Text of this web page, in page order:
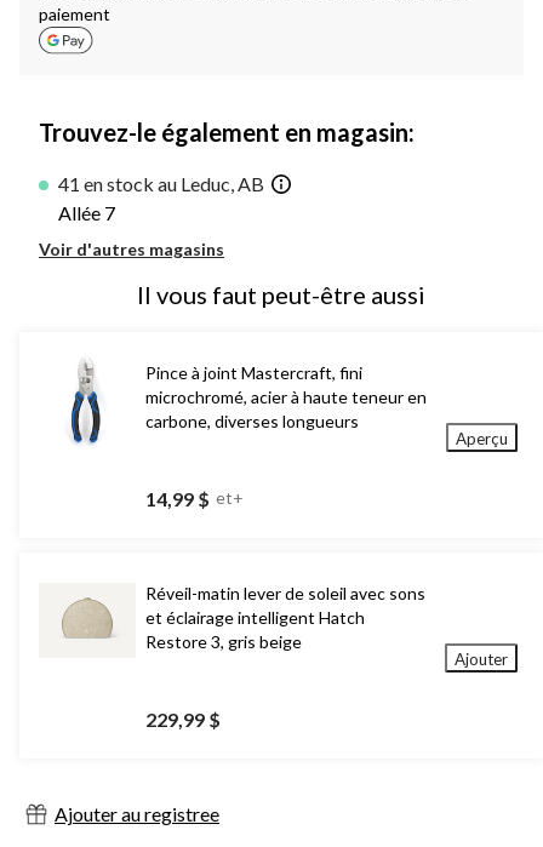
paiement
Trouvez-le également en magasin:
41 en stock au Leduc, AB
Allée 7
Voir d'autres magasins
Il vous faut peut-être aussi
Pince à joint Mastercraft, fini
microchromé, acier à haute teneur en
carbone, diverses longueurs
14,99 $ et+
Aperçu
Réveil-matin lever de soleil avec sons
et éclairage intelligent Hatch
Restore 3, gris beige
229,99 $
Ajouter
Ajouter au registree